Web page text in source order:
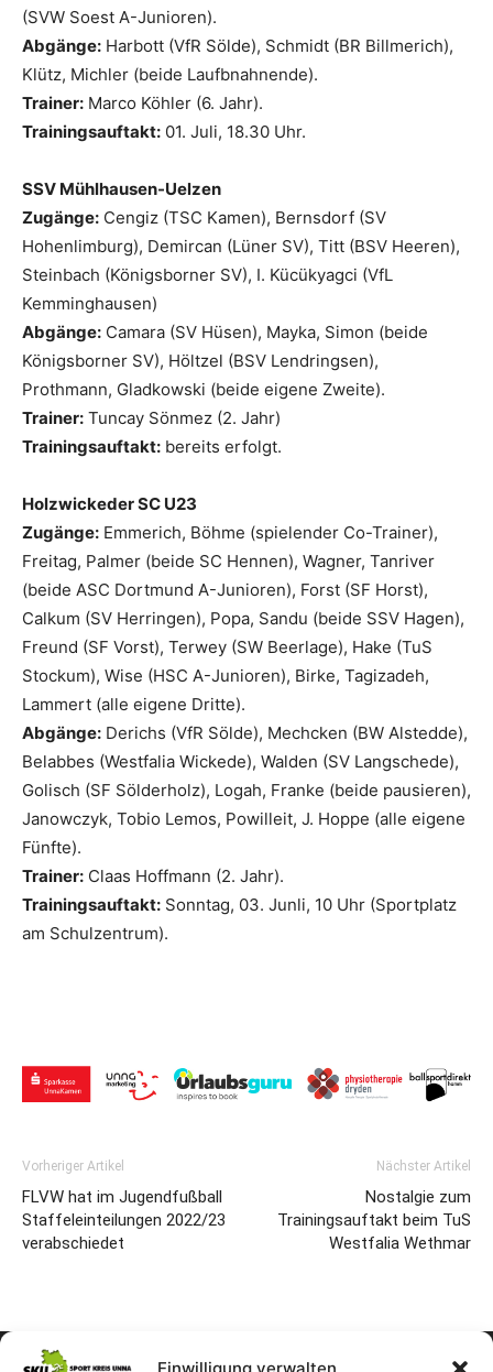
(SVW Soest A-Junioren).
Abgänge: Harbott (VfR Sölde), Schmidt (BR Billmerich),
Klütz, Michler (beide Laufbnahnende).
Trainer: Marco Köhler (6. Jahr).
Trainingsauftakt: 01. Juli, 18.30 Uhr.
SSV Mühlhausen-Uelzen
Zugänge: Cengiz (TSC Kamen), Bernsdorf (SV
Hohenlimburg), Demircan (Lüner SV), Titt (BSV Heeren),
Steinbach (Königsborner SV), I. Kücükyagci (VfL
Kemminghausen)
Abgänge: Camara (SV Hüsen), Mayka, Simon (beide
Königsborner SV), Höltzel (BSV Lendringsen),
Prothmann, Gladkowski (beide eigene Zweite).
Trainer: Tuncay Sönmez (2. Jahr)
Trainingsauftakt: bereits erfolgt.
Holzwickeder SC U23
Zugänge: Emmerich, Böhme (spielender Co-Trainer),
Freitag, Palmer (beide SC Hennen), Wagner, Tanriver
(beide ASC Dortmund A-Junioren), Forst (SF Horst),
Calkum (SV Herringen), Popa, Sandu (beide SSV Hagen),
Freund (SF Vorst), Terwey (SW Beerlage), Hake (TuS
Stockum), Wise (HSC A-Junioren), Birke, Tagizadeh,
Lammert (alle eigene Dritte).
Abgänge: Derichs (VfR Sölde), Mechcken (BW Alstedde),
Belabbes (Westfalia Wickede), Walden (SV Langschede),
Golisch (SF Sölderholz), Logah, Franke (beide pausieren),
Janowczyk, Tobio Lemos, Powilleit, J. Hoppe (alle eigene
Fünfte).
Trainer: Claas Hoffmann (2. Jahr).
Trainingsauftakt: Sonntag, 03. Junli, 10 Uhr (Sportplatz
am Schulzentrum).
Vorheriger Artikel
FLVW hat im Jugendfußball
Staffeleinteilungen 2022/23
verabschiedet
Nächster Artikel
Nostalgie zum
Trainingsauftakt beim TuS
Westfalia Wethmar